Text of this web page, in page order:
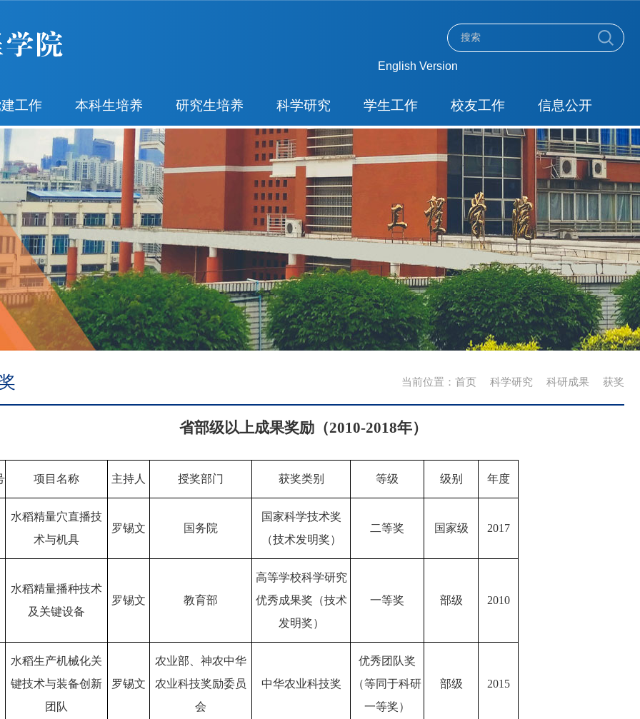
English Version
工作 本科生培养 研究生培养 科学研究 学生工作 校友工作 信息公开
当前位置： 首页 科学研究 科研成果 获奖
省部级以上成果奖励（2010-2018年）
项目名称 主持人 授奖部门 获奖类别 等级 级别 年度
水稻精量穴直播技
术与机具
罗锡文 国务院
国家科学技术奖
（技术发明奖）
二等奖 国家级 2017
水稻精量播种技术
及关键设备
罗锡文 教育部
高等学校科学研究
优秀成果奖（技术
发明奖）
一等奖 部级 2010
水稻生产机械化关
键技术与装备创新
团队
罗锡文
农业部、神农中华
农业科技奖励委员
会
中华农业科技奖
优秀团队奖
（等同于科研
一等奖）
部级 2015